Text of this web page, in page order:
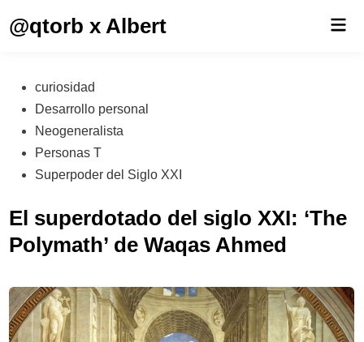
@qtorb x Albert
Publicado
en
curiosidad
Desarrollo personal
Neogeneralista
Personas T
Superpoder del Siglo XXI
El superdotado del siglo XXI: ‘The
Polymath’ de Waqas Ahmed